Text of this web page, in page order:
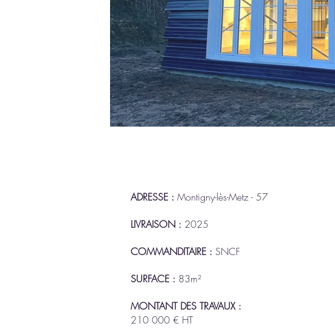
ADRESSE : Montigny-lès-Metz - 57
LIVRAISON : 2025
COMMANDITAIRE : SNCF
SURFACE : 83m²
MONTANT DES TRAVAUX :
210 000 € HT